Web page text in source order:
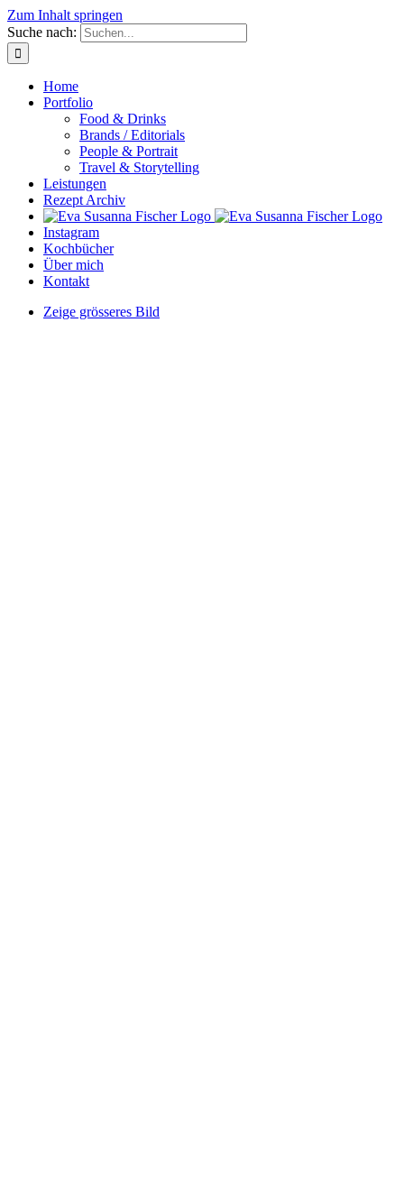
Zum Inhalt springen
Suche nach:
Home
Portfolio
Food & Drinks
Brands / Editorials
People & Portrait
Travel & Storytelling
Leistungen
Rezept Archiv
Instagram
Kochbücher
Über mich
Kontakt
Zeige grösseres Bild